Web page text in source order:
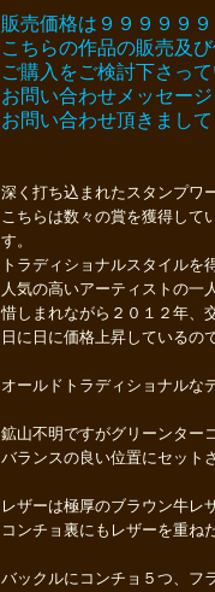
販売価格は９９９９９
こちらの作品の販売及
ご購入をご検討下さっ
お問い合わせメッセー
お問い合わせ頂きまし
深く打ち込まれたスタンプワ
こちらは数々の賞を獲得して
す。
トラディショナルスタイルを
人気の高いアーティストの一
惜しまれながら２０１２年、
日に日に価格上昇しているの
オールドトラディショナルな
鉱山不明ですがグリーンター
バランスの良い位置にセット
レザーは極厚のブラウン牛レ
コンチョ裏にもレザーを重ね
バックルにコンチョ５つ、フ